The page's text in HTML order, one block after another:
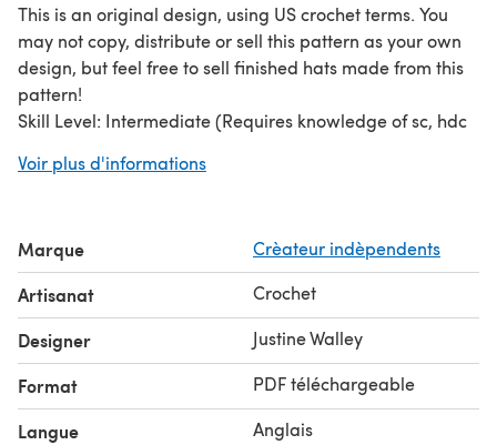
This is an original design, using US crochet terms. You
may not copy, distribute or sell this pattern as your own
design, but feel free to sell finished hats made from this
pattern!
Skill Level: Intermediate (Requires knowledge of sc, hdc
Size: One size fits most. Hat brim measures
long.
Materials: -A total of approximately 200 yards worsted
weight yarn.
3 small buttons (optional)
Tools: -Size H/8 (5mm) crochet hook -Yarn needle -Tape
measure
Voir plus d'informations
Marque Crèateur indèpendents
Artisanat Crochet
Designer Justine Walley
Format PDF téléchargeable
Langue Anglais